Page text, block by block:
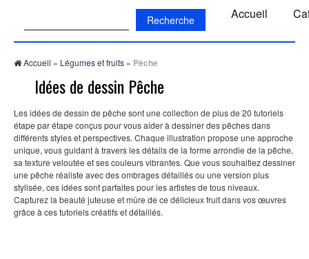
Accueil
Accueil » Légumes et fruits » Pêche
Idées de dessin Pêche
Les idées de dessin de pêche sont une collection de plus de 20 tutoriels
étape par étape conçus pour vous aider à dessiner des pêches dans
différents styles et perspectives. Chaque illustration propose une approche
unique, vous guidant à travers les détails de la forme arrondie de la pêche,
sa texture veloutée et ses couleurs vibrantes. Que vous souhaitiez dessiner
une pêche réaliste avec des ombrages détaillés ou une version plus
stylisée, ces idées sont parfaites pour les artistes de tous niveaux.
Capturez la beauté juteuse et mûre de ce délicieux fruit dans vos œuvres
grâce à ces tutoriels créatifs et détaillés.